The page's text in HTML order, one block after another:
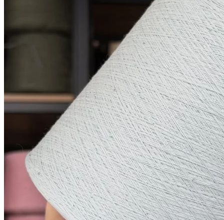
хлопок 90%, пайетки 10%
светло-голубой
850₽
Купить
© 2026Filato Italiano
Мы в соцсетях
Мы используем файлы cookie,
чтобы улучшить работу сайта и предоставить вам
больше возможностей. Также, к сайту подключен сервис
веб аналитики Яндекс Метрика, использующий cookie.
Продолжая использовать сайт, вы соглашаетесь с
условиями использования cookie.